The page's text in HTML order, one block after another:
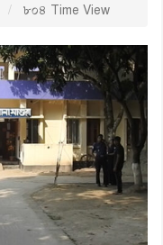
৮০৪ Time View